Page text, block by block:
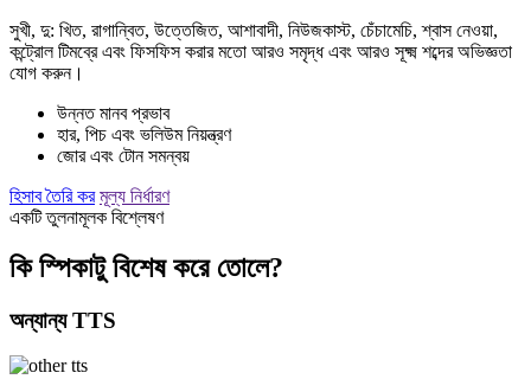
সুখী, দু: খিত, রাগান্বিত, উত্তেজিত, আশাবাদী, নিউজকাস্ট, চেঁচামেচি, শ্বাস নেওয়া,
কন্ট্রোল টিমব্রে এবং ফিসফিস করার মতো আরও সমৃদ্ধ এবং আরও সূক্ষ্ম শব্দের অভিজ্ঞতা
যোগ করুন।
উন্নত মানব প্রভাব
হার, পিচ এবং ভলিউম নিয়ন্ত্রণ
জোর এবং টোন সমন্বয়
হিসাব তৈরি কর মূল্য নির্ধারণ
একটি তুলনামূলক বিশ্লেষণ
কি স্পিকাটু বিশেষ করে তোলে?
অন্যান্য TTS